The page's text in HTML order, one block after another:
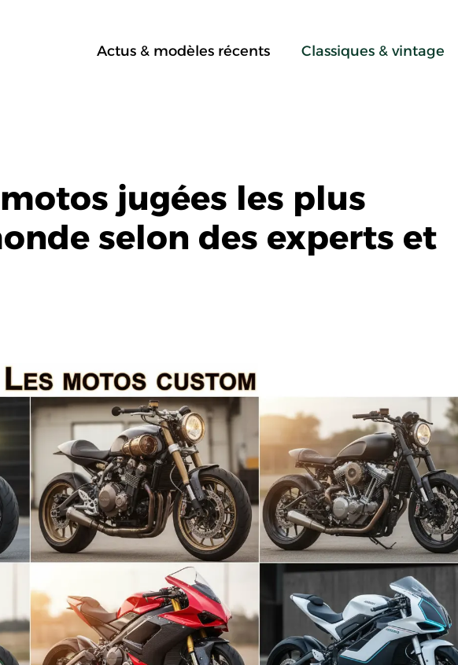
Actus & modèles récents Classiques & vintage
jugées les plus
selon des experts et